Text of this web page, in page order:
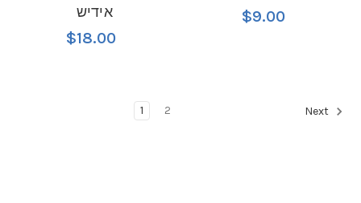
אידיש
$18.00
$9.00
1 2 Next